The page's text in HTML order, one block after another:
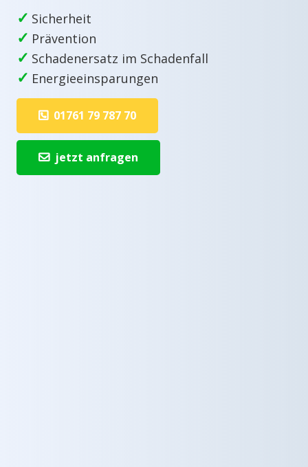
✓ Sicherheit
✓ Prävention
✓ Schadenersatz im Schadenfall
✓ Energieeinsparungen
01761 79 787 70
jetzt anfragen